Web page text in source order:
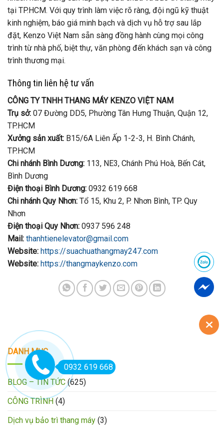
tại TP.HCM. Với quy trình làm việc rõ ràng, đội ngũ kỹ thuật
kinh nghiệm, báo giá minh bạch và dịch vụ hỗ trợ sau lắp
đặt, Kenzo Việt Nam sẵn sàng đồng hành cùng mọi công
trình từ nhà phố, biệt thự, văn phòng đến khách sạn và công
trình thương mại.
Thông tin liên hệ tư vấn
CÔNG TY TNHH THANG MÁY KENZO VIỆT NAM
Trụ sở: 07 Đường DD5, Phường Tân Hưng Thuận, Quận 12,
TP.HCM
Xưởng sản xuất: B15/6A Liên Ấp 1-2-3, H. Bình Chánh,
TP.HCM
Chi nhánh Bình Dương: 113, NE3, Chánh Phú Hoà, Bến Cát,
Bình Dương
Điện thoại Bình Dương: 0932 619 668
Chi nhánh Quy Nhơn: Tổ 15, Khu 2, P. Nhơn Bình, TP. Quy
Nhơn
Điện thoại Quy Nhơn: 0937 596 248
Mail: thanhtienelevator@gmail.com
Website: https://suachuathangmay247.com
Website: https://thangmaykenzo.com
DANH MỤC
BLOG – TIN TỨC (625)
CÔNG TRÌNH (4)
Dịch vụ bảo trì thang máy (3)
0932 619 668